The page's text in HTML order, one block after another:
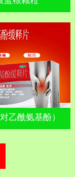
乙酰氨基酚）